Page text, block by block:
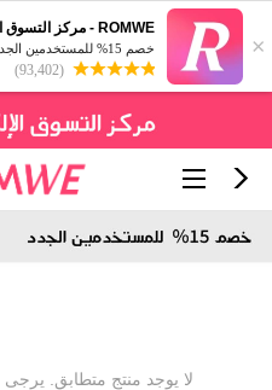
×
ROMWE - مركز التسوق الإلكتروني الخاص بك
خصم 15% للمستخدمين الجدد
(93,402)
لا يوجد منتج متطابق. يرجى